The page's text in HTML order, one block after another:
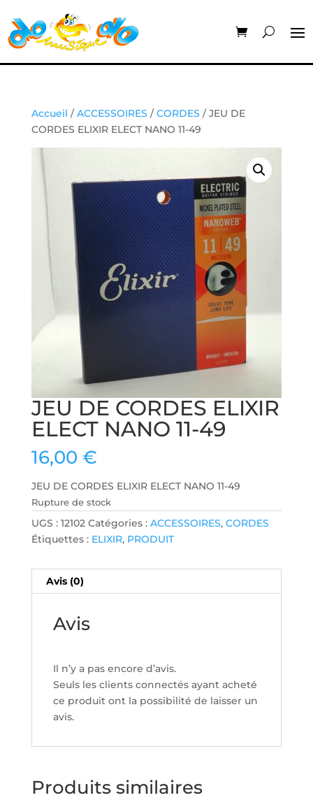
Accueil /ACCESSOIRES /CORDES / JEU DE
CORDES ELIXIR ELECT NANO 11-49
JEU DE CORDES ELIXIR
ELECT NANO 11-49
16,00 €
JEU DE CORDES ELIXIR ELECT NANO 11-49
Rupture de stock
UGS : 12102 Catégories : ACCESSOIRES, CORDES
Étiquettes : ELIXIR, PRODUIT
Avis (0)
Avis
Il n’y a pas encore d’avis.
Seuls les clients connectés ayant acheté
ce produit ont la possibilité de laisser un
avis.
Produits similaires